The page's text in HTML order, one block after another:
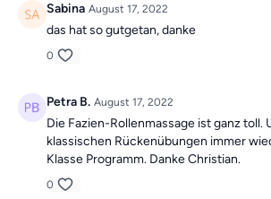
Sabina August 17, 2022
das hat so gutgetan, danke
0
Petra B. August 17, 2022
Die Fazien-Rollenmassage ist ganz toll.
klassischen Rückenübungen immer
Klasse Programm. Danke Christian.
0